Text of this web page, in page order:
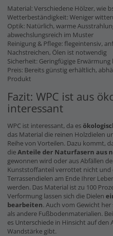
Material: Verschiedene Hölzer, wie
Wetterbeständigkeit: Weniger
Optik: Natürlich, warme
abwechslungsreich im Muster
Reinigung & Pflege: flegeintensiv,
Nachstreichen, Ölen ist notwendig
Sicherheit: Geringfügige
Preis: Bereits günstig erhältlich,
Produkt
Fazit: WPC ist aus
interessant
WPC ist interessant, da es
das Material die reinen Holzdielen
Reihe von Vorteilen. Dazu kommt,
dieAnteile der Naturfasern aus
gewonnen wird oder aus Abfällen
Kunststoffanteil verrottet nicht und
Terrassendielen am Ende Ihrer
werden. Das Material ist zu 100
Verformung lassen sich die Dielen
bearbeiten. Auch vom Gewicht
als andere Fußbodenmaterialien.
es Unterschiede in Hinsicht auf
Wandstärke gibt.